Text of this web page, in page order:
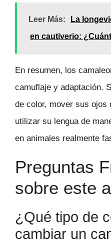
Leer Más:
La
en cautiverio:
En resumen, los
camuflaje y adaptación.
de color, mover sus ojos
utilizar su lengua de
en animales realmente
Preguntas
sobre este
¿Qué tipo de
cambiar un